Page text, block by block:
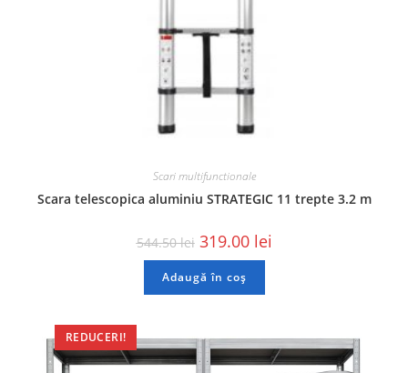
Scari multifunctionale
Scara telescopica aluminiu STRATEGIC 11 trepte 3.2 m
544.50lei 319.00 lei
Adaugă în coș
REDUCERI!